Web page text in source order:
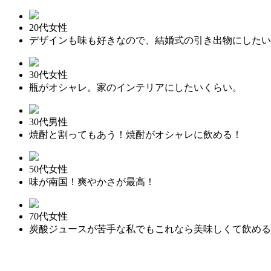
20代女性
デザインも味も好きなので、結婚式の引き出物にした
30代女性
瓶がオシャレ。家のインテリアにしたいくらい。
30代男性
焼酎と割ってもあう！焼酎がオシャレに飲める！
50代女性
味が南国！爽やかさが最高！
70代女性
炭酸ジュースが苦手な私でもこれなら美味しくて飲め